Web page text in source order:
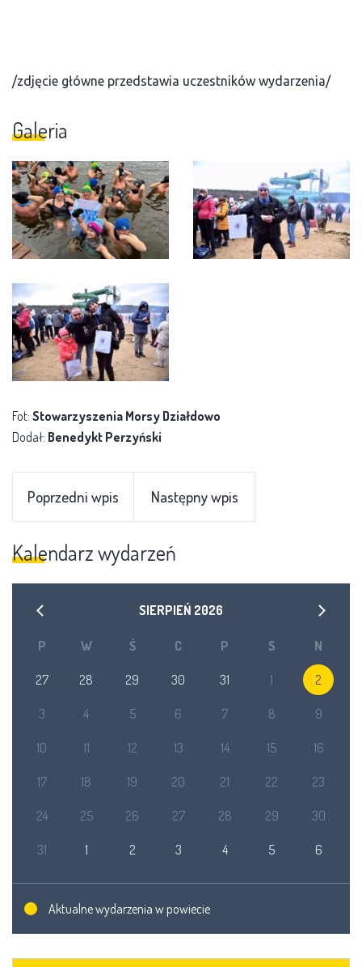
/zdjęcie główne przedstawia uczestników wydarzenia/
Galeria
Fot: Stowarzyszenia Morsy Działdowo
Dodał: Benedykt Perzyński
Poprzedni wpis Następny wpis
Kalendarz wydarzeń
SIERPIEŃ 2026
P W Ś C P S N
27 28 29 30 31 1 2
3 4 5 6 7 8 9
10 11 12 13 14 15 16
17 18 19 20 21 22 23
24 25 26 27 28 29 30
31 1 2 3 4 5 6
Aktualne wydarzenia w powiecie